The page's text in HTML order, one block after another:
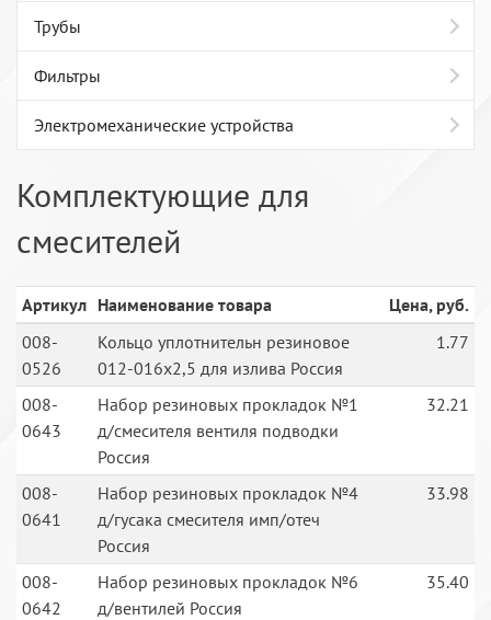
Трубы
Фильтры
Электромеханические устройства
Комплектующие для
смесителей
Артикул Наименование товара
Цена, руб.
008-
0526
Кольцо уплотнительн резиновое
012-016х2,5 для излива Россия
1.77
008-
0643
Набор резиновых прокладок №1
д/смесителя вентиля подводки
Россия
32.21
008-
0641
Набор резиновых прокладок №4
д/гусака смесителя имп/отеч
Россия
33.98
008-
0642
Набор резиновых прокладок №6
д/вентилей Россия
35.40